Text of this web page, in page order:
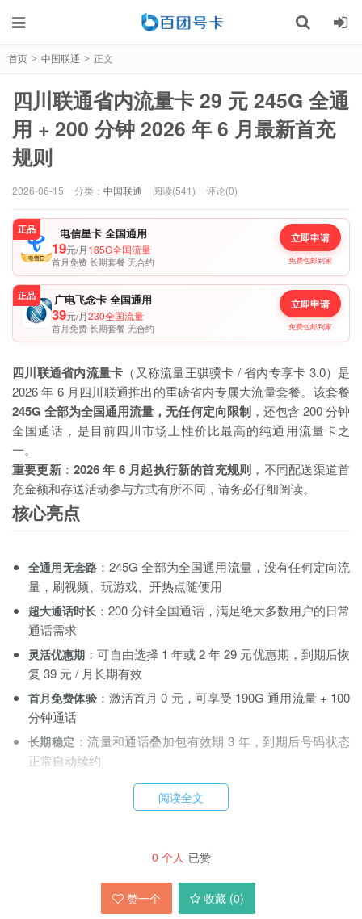
首页 > 中国联通 > 正文
四川联通省内流量卡 29 元 245G 全通
用 + 200 分钟 2026 年 6 月最新首充
规则
2026-06-15 分类： 中国联通 阅读(541) 评论(0)
正品 电信星卡 全国通用
19元/月185G全国流量
首月免费 长期套餐 无合约
立即申请
免费包邮到家
正品 广电飞念卡 全国通用
39元/月230全国流量
首月免费 长期套餐 无合约
立即申请
免费包邮到家
四川联通省内流量卡 （又称流量王骐骥卡 / 省内专享卡 3.0）是
2026 年 6 月四川联通推出的重磅省内专属大流量套餐。该套餐
245G 全部为全国通用流量，无任何定向限制，还包含 200 分钟
全国通话，是目前四川市场上性价比最高的纯通用流量卡之
一。
重要更新：2026 年 6 月起执行新的首充规则 ，不同配送渠道首
充金额和存送活动参与方式有所不同，请务必仔细阅读。
核心亮点
全通用无套路 ：245G 全部为全国通用流量，没有任何定向流
量，刷视频、玩游戏、开热点随便用
超大通话时长 ：200 分钟全国通话，满足绝大多数用户的日常
通话需求
灵活优惠期 ：可自由选择 1 年或 2 年 29 元优惠期，到期后恢
复 39 元 / 月长期有效
首月免费体验：激活首月 0 元，可享受 190G 通用流量 + 100
分钟通话
长期稳定 ：流量和通话叠加包有效期 3 年，到期后号码状态
正常自动续约
立即申请
最新首充规则对比（6 月 13 日起执行）
激活时必须完成首充才能享受所有优惠，不充值只能使用原套
阅读全文
0 个人 已赞
赞一个 收藏 (0)